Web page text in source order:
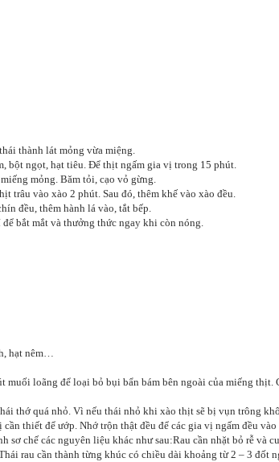
thành lát mỏng vừa miệng.
bột ngọt, hạt tiêu. Để thịt ngấm gia vị trong 15 phút.
mỏng. Băm tỏi, cạo vỏ gừng.
trâu vào xào 2 phút. Sau đó, thêm khế vào xào đều.
đều, thêm hành lá vào, tắt bếp.
bắt mắt và thưởng thức ngay khi còn nóng.
hạt nêm…
muối loãng để loại bỏ bụi bẩn bám bên ngoài của miếng
thớ quá nhỏ. Vì nếu thái nhỏ khi xào thịt sẽ bị vụn trông
thiết để ướp. Nhớ trộn thật đều để các gia vị ngấm đều
chế các nguyên liệu khác như sau:Rau cần nhặt bỏ rễ và
rau cần thành từng khúc có chiều dài khoảng từ 2 – 3 đốt